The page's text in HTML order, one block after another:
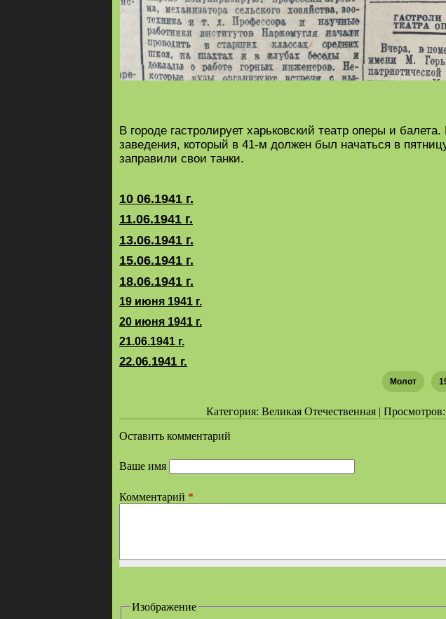
В городе гастролирует харьковский театр оперы и
заведения, который в 41-м должен был начаться в
заправили свои танки.
10 06.1941 г.
11.06.1941 г.
13.06.1941 г.
15.06.1941 г.
18.06.1941 г.
19 июня 1941 г.
20 июня 1941 г.
21.06.1941 г.
22.06.1941 г.
Молот
Категория: Великая Отечественная |
Оставить комментарий
Ваше имя
Комментарий *
Изображение